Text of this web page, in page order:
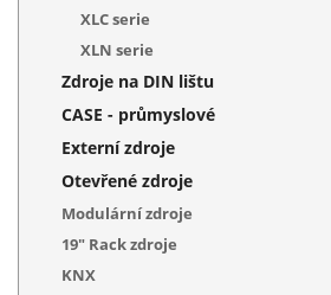
XLC serie
XLN serie
Zdroje na DIN lištu
CASE - průmyslové
Externí zdroje
Otevřené zdroje
Modulární zdroje
19" Rack zdroje
KNX